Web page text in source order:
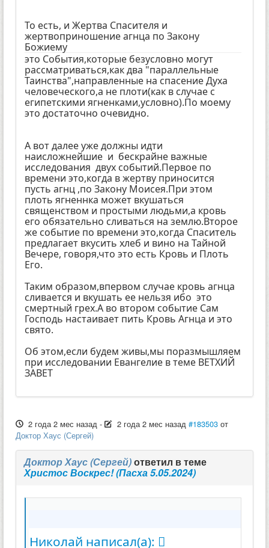
То есть, и Жертва Спасителя и
жертвоприношение агнца по Закону
Божиему
это События,которые безусловно могут
рассматриваться,как два "параллельные
Таинства",направленные на спасение Духа
человеческого,а не плоти(как в случае с
египетскими ягненками,условно).По моему
это достаточно очевидно.
А вот далее уже должны идти
наисложнейшие и бескрайне важные
исследования двух событий.Первое по
времени это,когда в жертву приносится
пусть агнц ,по Закону Моисея.При этом
плоть ягненнка может вкушаться
священством и простыми людьми,а кровь
его обязательно сливаться на землю.Второе
же событие по времени это,когда Спаситель
предлагает вкусить хлеб и вино на Тайной
Вечере, говоря,что это есть Кровь и Плоть
Его.
Таким образом,впервом случае кровь агнца
сливается и вкушать ее нельзя ибо это
смертный грех.А во втором событие Сам
Господь настаивает пить Кровь Агнца и это
свято.
Об этом,если будем живы,мы поразмышляем
при исследовании Евангелие в теме ВЕТХИЙ
ЗАВЕТ
2 года 2 мес назад - 2 года 2 мес назад #183503 от
Доктор Хаус (Сергей)
Доктор Хаус (Сергей)ответил в теме
Христос Воскрес! (Пасха 5.05.2024)
Николай написал(а):